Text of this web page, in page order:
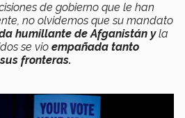
de gobierno que le han
no olvidemos que su mandato
humillante de Afganistán yla
se vio empañada tanto
fronteras.